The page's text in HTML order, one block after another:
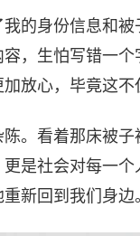
的身份信息和
，生怕写错一
放心，毕竟这不
。看着那床被
是社会对每一
新回到我们身边